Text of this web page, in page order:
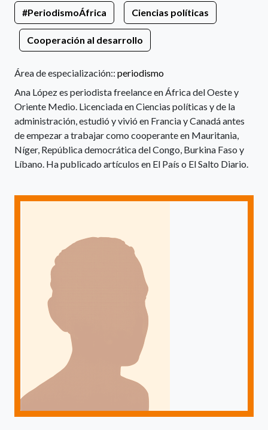
#PeriodismoÁfrica Ciencias políticas
Cooperación al desarrollo
Área de especialización:: periodismo
Ana López es periodista freelance en África del Oeste y
Oriente Medio. Licenciada en Ciencias políticas y de la
administración, estudió y vivió en Francia y Canadá antes
de empezar a trabajar como cooperante en Mauritania,
Níger, República democrática del Congo, Burkina Faso y
Líbano. Ha publicado artículos en El País o El Salto Diario.